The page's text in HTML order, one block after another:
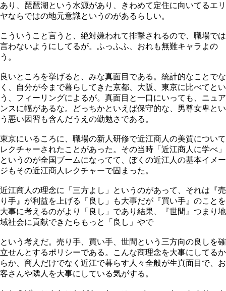
あり、琵琶湖という水源があり、きわめて定住に向いてるエリ
ヤならではの地元意識というのがあるらしい。
こういうこと言うと、絶対嫌われて排撃されるので、職場では
言わないようにしてるが。ふっふふ、おれも無難キャラよの
う。
良いところを挙げると、みな真面目である。統計的なことでな
く、自分が今まで暮らしてきた京都、大阪、東京に比べてとい
う、フィーリングによるが。真面目と一口にいっても、ニュア
ンスに幅があるな。どっちかといえば保守的な、男尊女卑とい
う悪い因習も含んだうえの勤勉さである。
東京にいるころに、職場の新人研修で近江商人の美質について
レクチャーされたことがあった。その当時「近江商人に学べ」
というのが全国ブームになってて、ぼくの近江人の基本イメー
ジもその近江商人レクチャーで固まった。
近江商人の理念に「三方よし」というのがあって、それは『売
り手』が利益を上げる「良し」も大事だが『買い手』のことを
大事に考えるのがより「良し」であり結果、『世間』つまり地
域社会に貢献できたらもっと「良し」やで
という考えだ。売り手、買い手、世間という三方向の良しを確
立せんとするポリシーである。こんな商理念を大事にしてるか
らか、商人だけでなく近江で暮らす人々全般が生真面目で、お
客さんや隣人を大事にしている気がする。